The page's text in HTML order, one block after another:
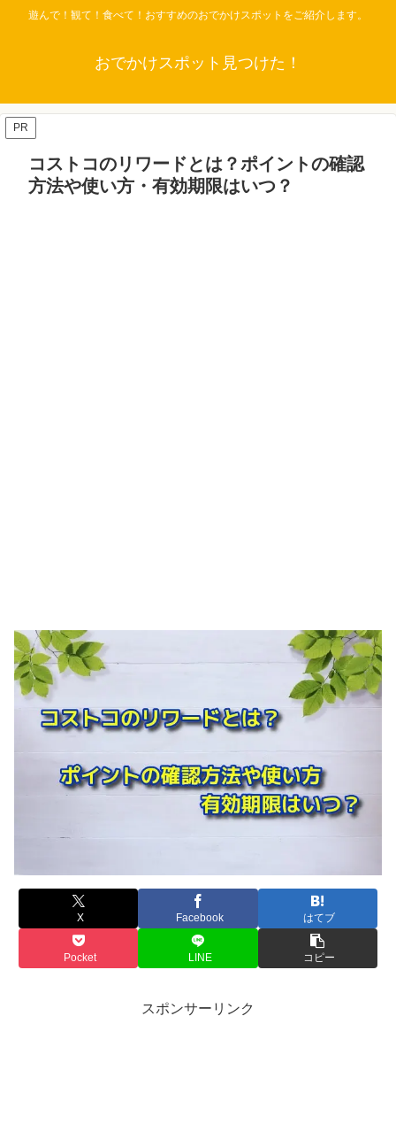
遊んで！観て！食べて！おすすめのおでかけスポットをご紹介します。
おでかけスポット見つけた！
PR
コストコのリワードとは？ポイントの確認
方法や使い方・有効期限はいつ？
X Facebook はてブ
Pocket LINE コピー
スポンサーリンク